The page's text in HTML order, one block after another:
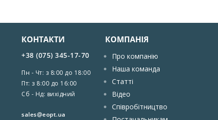
КОНТАКТИ
+38 (075) 345-17-70
Пн - Чт: з 8:00 до 18:00
Пт: з 8:00 до 16:00
Сб - Нд: вихідний
sales@eopt.ua
КОМПАНІЯ
Про компанію
Наша команда
Статті
Відео
Співробітництво